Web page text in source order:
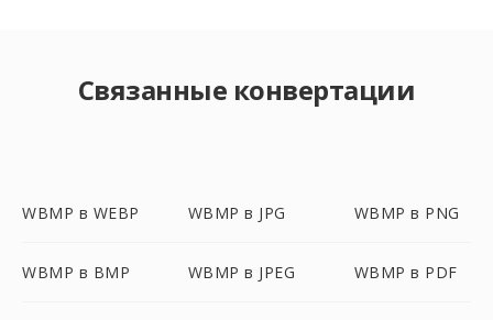
Связанные конвертации
WBMP в WEBP WBMP в JPG WBMP в PNG
WBMP в BMP WBMP в JPEG WBMP в PDF